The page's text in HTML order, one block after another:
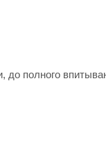
полного